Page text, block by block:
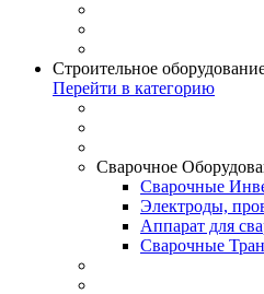
Строительное
Перейти в категорию
Сварочное
Сварочные
Электроды,
Аппарат для
Сварочные